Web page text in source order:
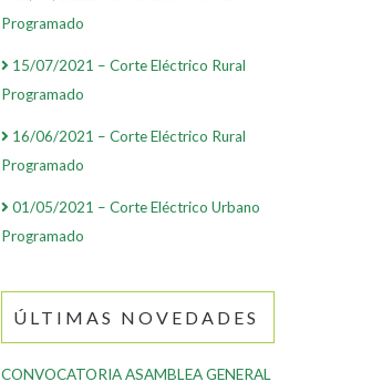
Programado
15/07/2021 – Corte Eléctrico Rural
Programado
16/06/2021 – Corte Eléctrico Rural
Programado
01/05/2021 – Corte Eléctrico Urbano
Programado
ÚLTIMAS NOVEDADES
CONVOCATORIA ASAMBLEA GENERAL